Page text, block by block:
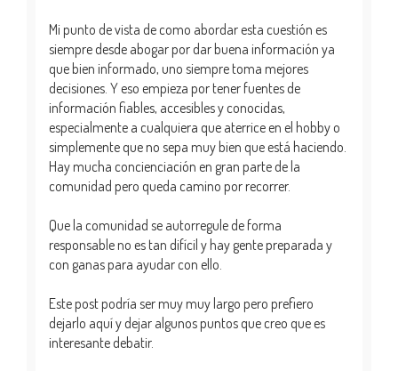
Mi punto de vista de como abordar esta cuestión es
siempre desde abogar por dar buena información ya
que bien informado, uno siempre toma mejores
decisiones. Y eso empieza por tener fuentes de
información fiables, accesibles y conocidas,
especialmente a cualquiera que aterrice en el hobby o
simplemente que no sepa muy bien que está haciendo.
Hay mucha concienciación en gran parte de la
comunidad pero queda camino por recorrer.
Que la comunidad se autorregule de forma
responsable no es tan difícil y hay gente preparada y
con ganas para ayudar con ello.
Este post podría ser muy muy largo pero prefiero
dejarlo aquí y dejar algunos puntos que creo que es
interesante debatir.